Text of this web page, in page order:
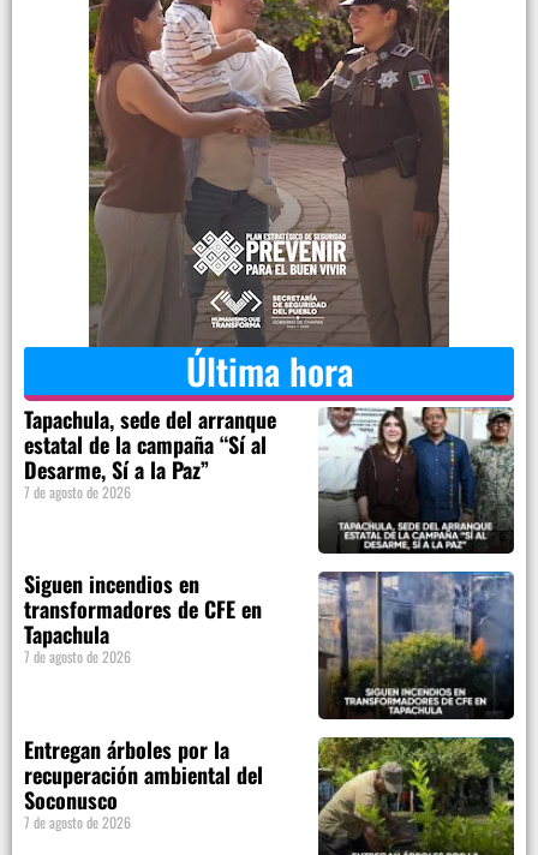
Última hora
Tapachula, sede del arranque
estatal de la campaña “Sí al
Desarme, Sí a la Paz”
7 de agosto de 2026
Siguen incendios en
transformadores de CFE en
Tapachula
7 de agosto de 2026
Entregan árboles por la
recuperación ambiental del
Soconusco
7 de agosto de 2026